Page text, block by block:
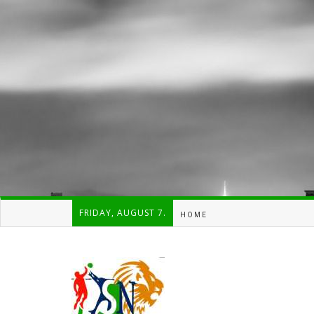
FRIDAY, AUGUST 7. HOME